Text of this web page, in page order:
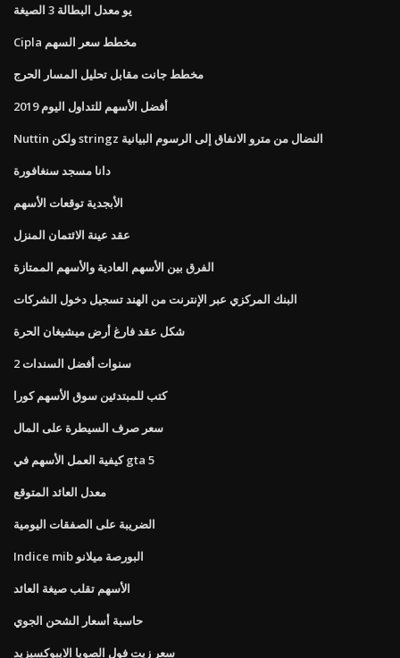
يو معدل البطالة 3 الصيغة
Cipla مخطط سعر السهم
مخطط جانت مقابل تحليل المسار الحرج
أفضل الأسهم للتداول اليوم 2019
Nuttin ولكن stringz النضال من مترو الانفاق إلى الرسوم البيانية
دانا مسجد سنغافورة
الأبجدية توقعات الأسهم
عقد عينة الائتمان المنزل
الفرق بين الأسهم العادية والأسهم الممتازة
البنك المركزي عبر الإنترنت من الهند تسجيل دخول الشركات
شكل عقد فارغ أرض ميشيغان الحرة
2 سنوات أفضل السندات
كتب للمبتدئين سوق الأسهم كورا
سعر صرف السيطرة على المال
كيفية العمل الأسهم في gta 5
معدل العائد المتوقع
الضريبة على الصفقات اليومية
Indice mib البورصة ميلانو
الأسهم تقلب صيغة العائد
حاسبة أسعار الشحن الجوي
سعر زيت فول الصويا الايبوكسيزيد